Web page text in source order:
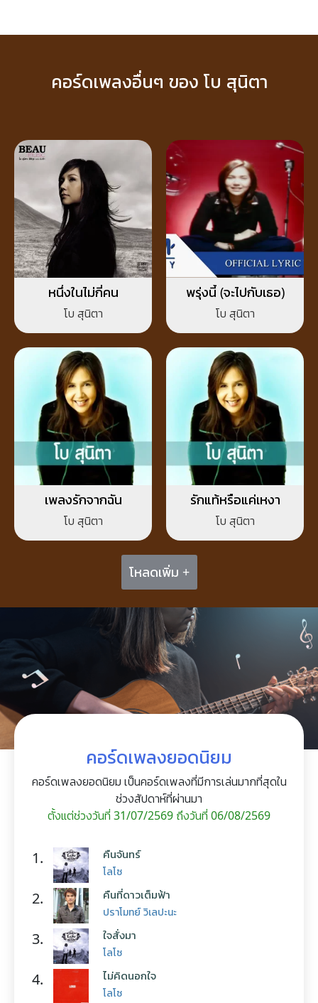
คอร์ดเพลงอื่นๆ ของ โบ สุนิตา
หนึ่งในไม่กี่คน
โบ สุนิตา
พรุ่งนี้ (จะไปกับเธอ)
โบ สุนิตา
เพลงรักจากฉัน
โบ สุนิตา
รักแท้หรือแค่เหงา
โบ สุนิตา
โหลดเพิ่ม +
คอร์ดเพลงยอดนิยม
คอร์ดเพลงยอดนิยม เป็นคอร์ดเพลงที่มีการเล่นมากที่สุดใน
ช่วงสัปดาห์ที่ผ่านมา
ตั้งแต่ช่วงวันที่ 31/07/2569 ถึงวันที่ 06/08/2569
1. คืนจันทร์
โลโซ
2. คืนที่ดาวเต็มฟ้า
ปราโมทย์ วิเลปะนะ
3. ใจสั่งมา
โลโซ
4. ไม่คิดนอกใจ
โลโซ